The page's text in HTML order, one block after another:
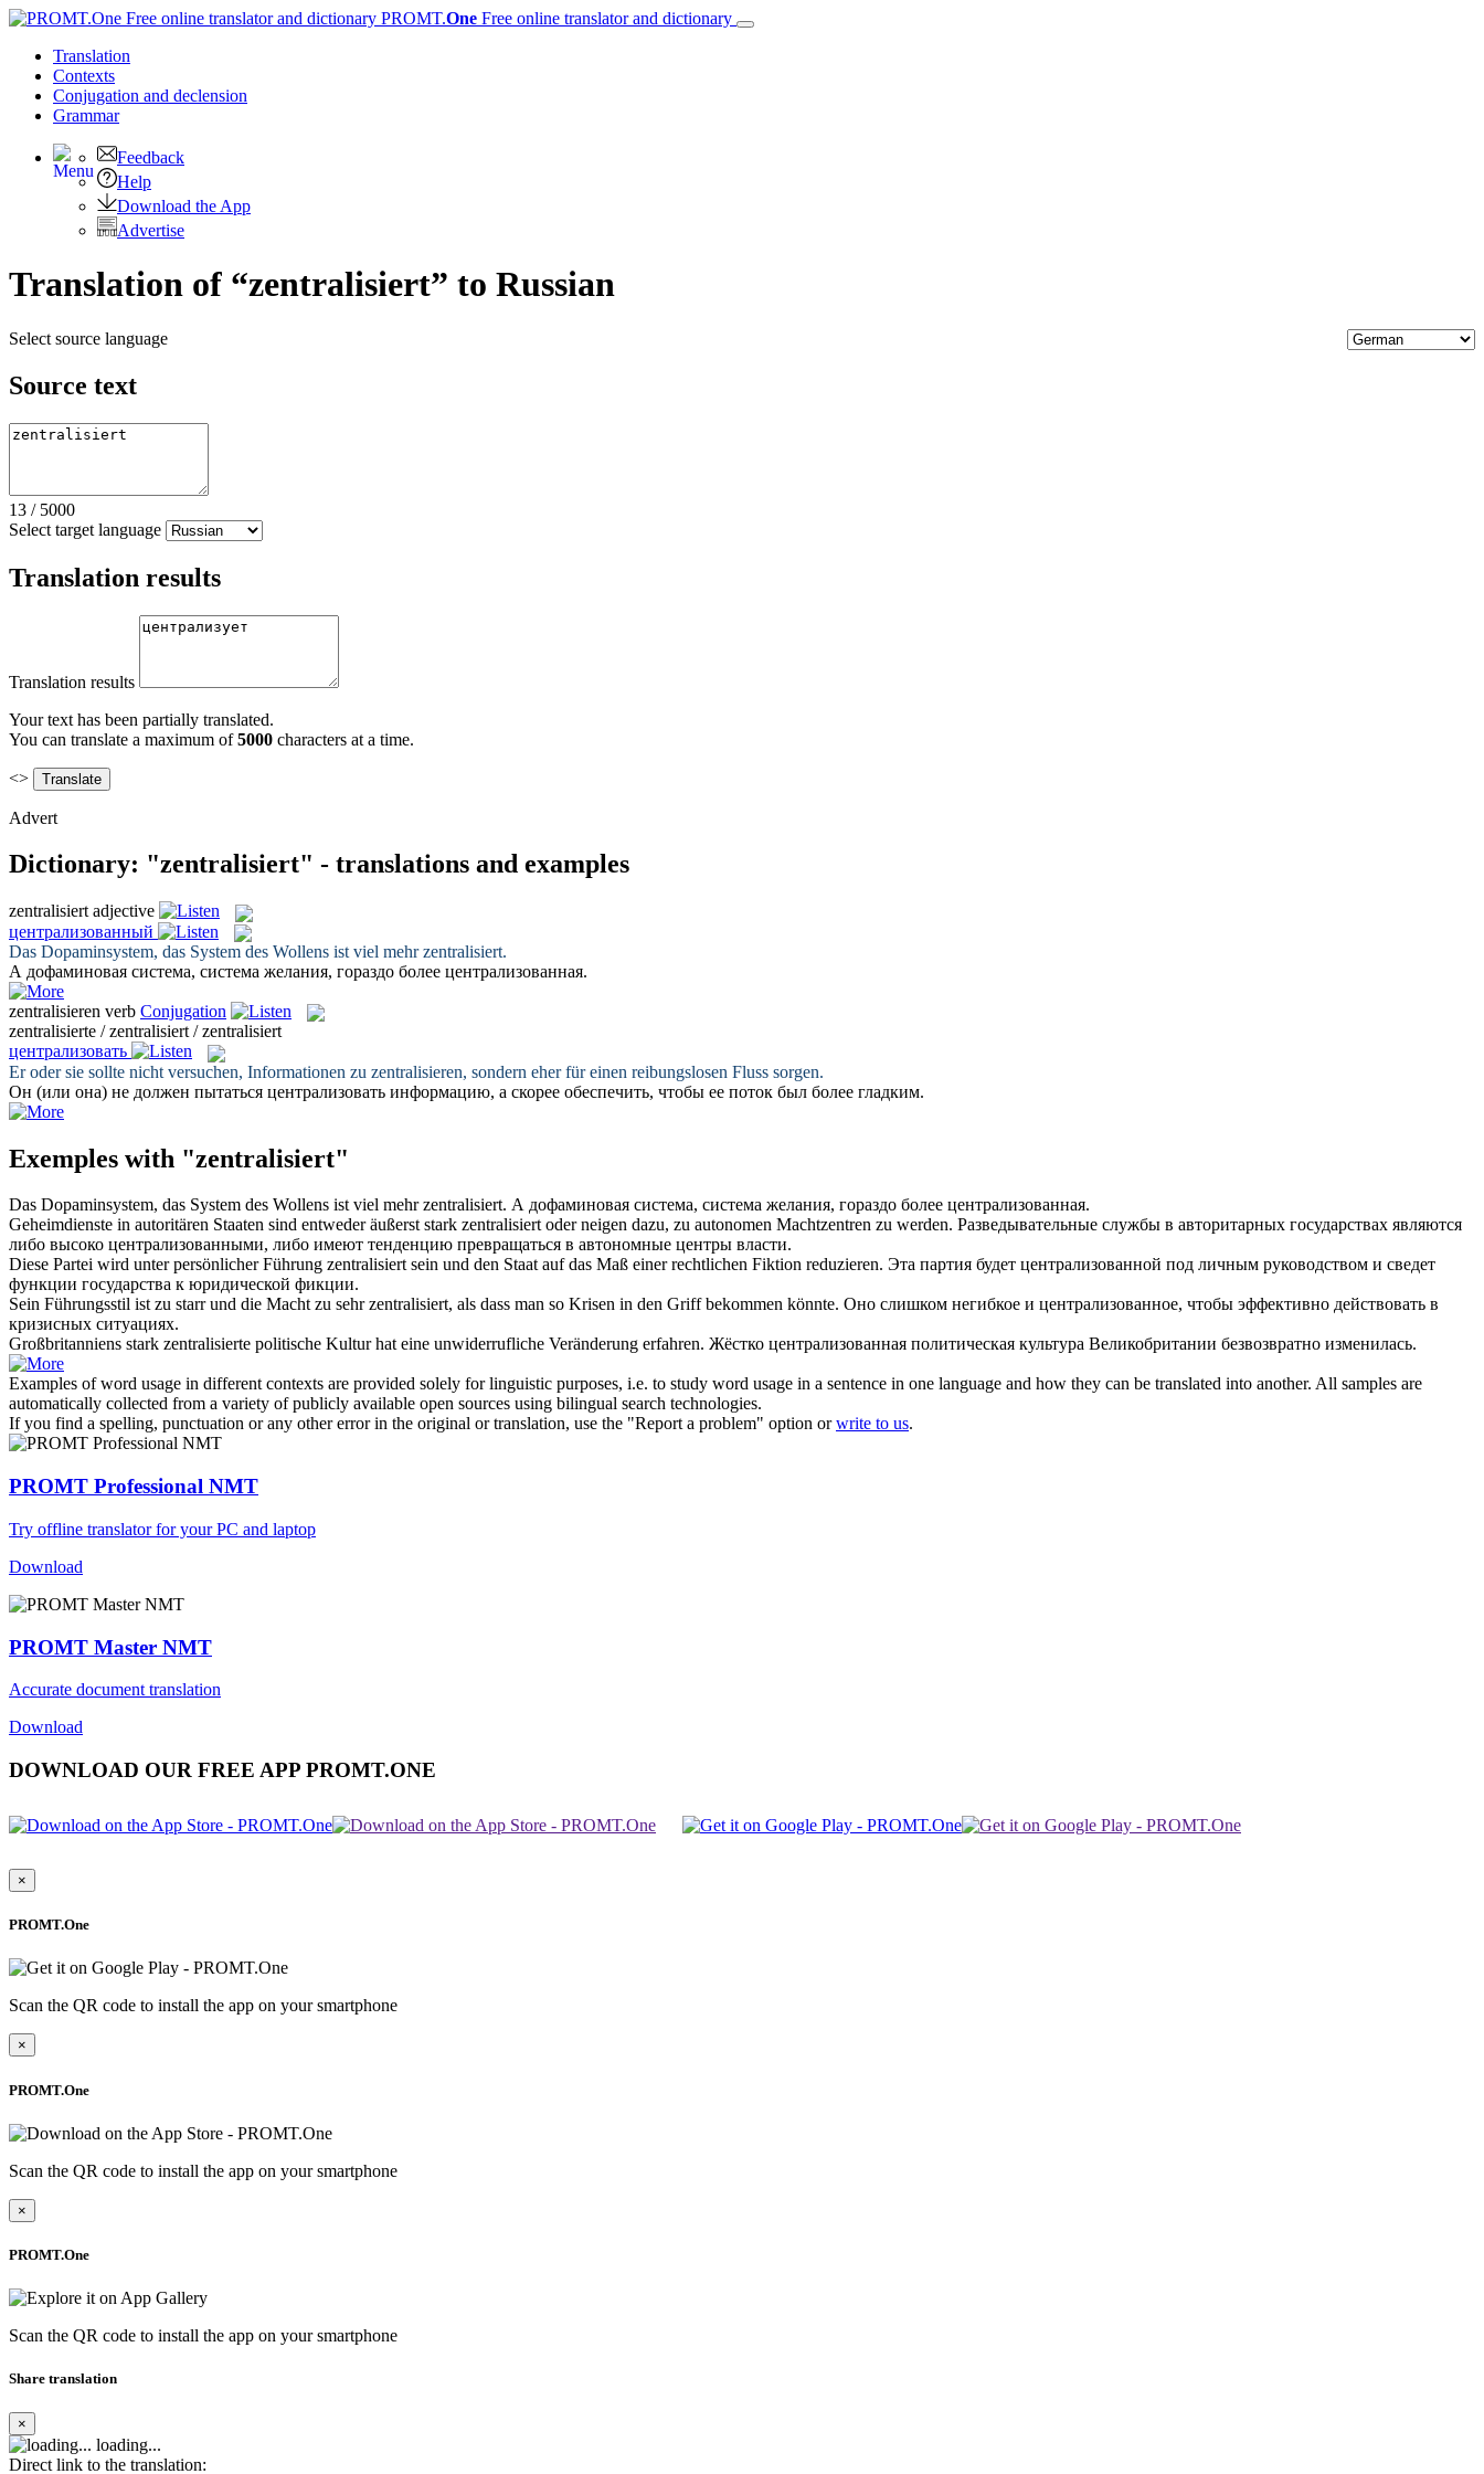
PROMT.One Free online translator and dictionary
Translation
Contexts
Conjugation and declension
Grammar
Feedback
Help
Download the App
Advertise
Translation of “zentralisiert” to Russian
Select source language
Source text
13 / 5000
Select target language
Translation results
Translation results
Your text has been partially translated.
You can translate a maximum of5000 characters at a time.
<>
Advert
Dictionary: "zentralisiert" - translations and examples
zentralisiert adjective
централизованный
Das Dopaminsystem, das System des Wollens ist viel mehrzentralisiert.
А дофаминовая система, система желания, гораздо более централизованная.
zentralisieren verb Conjugation
zentralisierte / zentralisiert / zentralisiert
централизовать
Er oder sie sollte nicht versuchen, Informationen zu zentralisieren, sondern eher für einen reibungslosen Fluss sorgen.
Он (или она) не должен пытаться централизовать информацию, а скорее обеспечить, чтобы ее поток был более гладким.
Exemples with "zentralisiert"
Das Dopaminsystem, das System des Wollens ist viel mehrzentralisiert. А дофаминовая система, система желания, гораздо более централизованная.
Geheimdienste in autoritären Staaten sind entweder äußerst stark zentralisiertoder neigen dazu, zu autonomen Machtzentren zu werden. Разведывательные службы в авторитарных государствах являются
либо высоко централизованными, либо имеют тенденцию превращаться в автономные центры власти.
Diese Partei wird unter persönlicher Führung zentralisiertsein und den Staat auf das Maß einer rechtlichen Fiktion reduzieren. Эта партия будет централизованной под личным руководством и сведет
функции государства к юридической фикции.
Sein Führungsstil ist zu starr und die Macht zu sehrzentralisiert, als dass man so Krisen in den Griff bekommen könnte. Оно слишком негибкое и централизованное, чтобы эффективно действовать в
кризисных ситуациях.
Großbritanniens stark zentralisierte politische Kultur hat eine unwiderrufliche Veränderung erfahren. Жёстко централизованная политическая культура Великобритании безвозвратно изменилась.
Examples of word usage in different contexts are provided solely for linguistic purposes, i.e. to study word usage in a sentence in one language and how they can be translated into another. All samples are
automatically collected from a variety of publicly available open sources using bilingual search technologies.
If you find a spelling, punctuation or any other error in the original or translation, use the "Report a problem" option orwrite to us.
PROMT Professional NMT
Try offline translator for your PC and laptop
Download
PROMT Master NMT
Accurate document translation
Download
DOWNLOAD OUR FREE APP PROMT.ONE
×
PROMT.One
Scan the QR code to install the app on your smartphone
×
PROMT.One
Scan the QR code to install the app on your smartphone
×
PROMT.One
Scan the QR code to install the app on your smartphone
Share translation
×
loading...
Direct link to the translation: